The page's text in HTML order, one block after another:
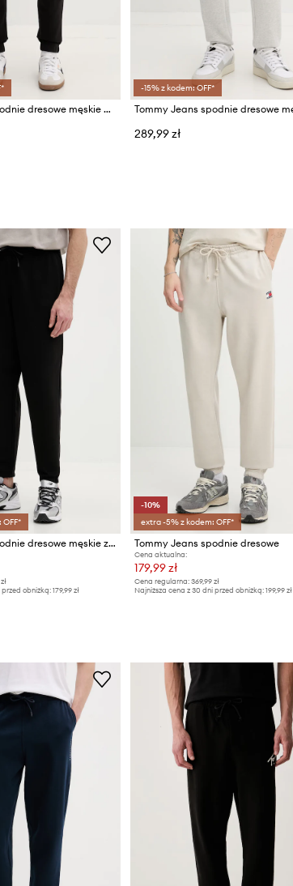
Tommy Jeans spodnie dresowe męskie bawełniane
-15% z kodem: OFF*
289,99 zł
Tommy Jeans spodnie dresowe męskie z bawełny
przed obniżką: 179,99 zł
-10%
extra -5% z kodem: OFF*
Tommy Jeans spodnie dresowe
Cena aktualna:
179,99 zł
Cena regularna: 369,99 zł
Najniższa cena z 30 dni przed obniżką: 199,99 zł